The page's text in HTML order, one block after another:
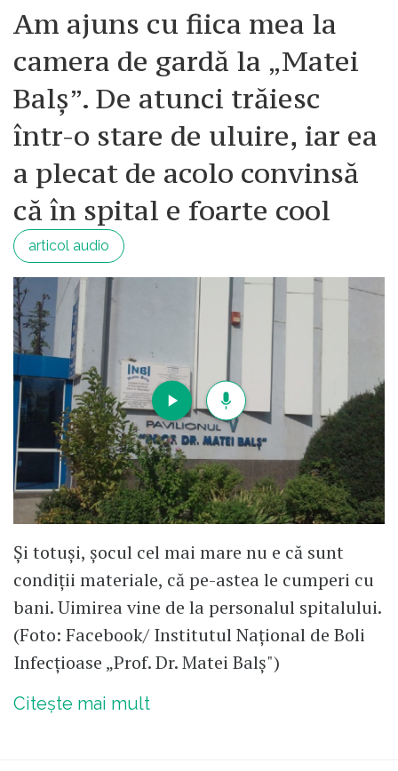
Am ajuns cu fiica mea la
camera de gardă la „Matei
Balș”. De atunci trăiesc
într-o stare de uluire, iar ea
a plecat de acolo convinsă
că în spital e foarte cool
articol audio
Și totuși, șocul cel mai mare nu e că sunt
condiții materiale, că pe-astea le cumperi cu
bani. Uimirea vine de la personalul spitalului.
(Foto: Facebook/ Institutul Național de Boli
Infecțioase „Prof. Dr. Matei Balș")
Citește mai mult